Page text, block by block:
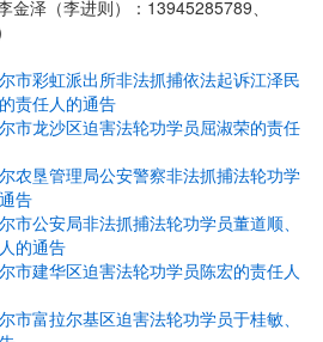
金泽（李进则）：13945285789、
市彩虹派出所非法抓捕依法起诉江泽民
责任人的通告
市龙沙区迫害法轮功学员屈淑荣的责任
农垦管理局公安警察非法抓捕法轮功学
告
市公安局非法抓捕法轮功学员董道顺、
的通告
市建华区迫害法轮功学员陈宏的责任人
市富拉尔基区迫害法轮功学员于桂敏、